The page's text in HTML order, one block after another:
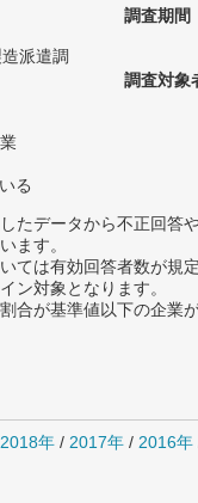
派遣調
る
調査期間
調査対象
データから不正回答や
ます。
は有効回答者数が規
ン対象となります。
が基準値以下の企業
2018年 / 2017年 / 2016年